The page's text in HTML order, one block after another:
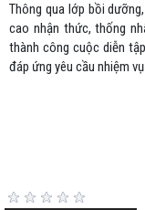
Thông qua lớp bồi
cao nhận thức, thống
thành công cuộc diễn
đáp ứng yêu cầu nhiệm